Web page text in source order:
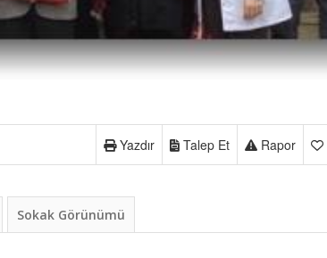
Rapor
Talep Et
Yazdır
Sokak Görünümü